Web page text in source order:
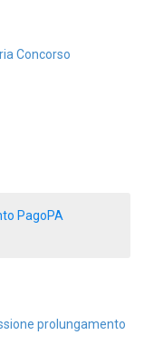
Concorso
PagoPA
prolungamento